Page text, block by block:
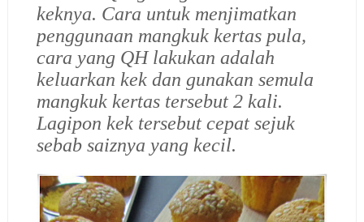
keknya. Cara untuk menjimatkan
penggunaan mangkuk kertas pula,
cara yang QH lakukan adalah
keluarkan kek dan gunakan semula
mangkuk kertas tersebut 2 kali.
Lagipon kek tersebut cepat sejuk
sebab saiznya yang kecil.